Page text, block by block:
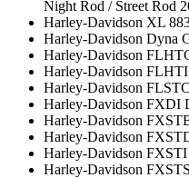
Night Rod / Street Rod
Harley-Davidson XL
Harley-Davidson Dyna
Harley-Davidson
Harley-Davidson
Harley-Davidson
Harley-Davidson FXDI
Harley-Davidson
Harley-Davidson
Harley-Davidson
Harley-Davidson